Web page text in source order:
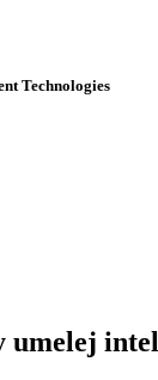
Technologies
umelej